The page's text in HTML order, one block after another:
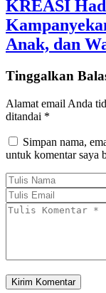
KREASI
Anak, dan
Tinggalkan
Alamat email Anda
ditandai *
Simpan nama,
untuk komentar saya